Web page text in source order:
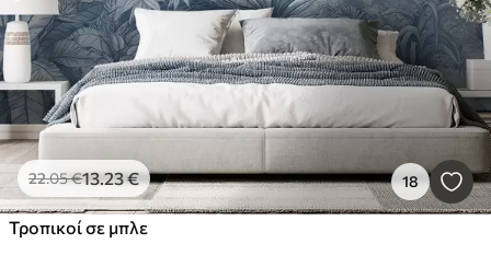
22.05€13.23€ 18
Τροπικοί σε μπλε